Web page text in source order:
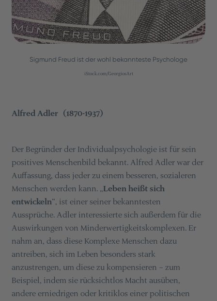
Sigmund Freud ist der wohl bekannteste Psychologe
iStock.com/GeorgiosArt
Alfred Adler (1870-1937)
Der Begründer der Individualpsychologie ist für sein
positives Menschenbild bekannt. Alfred Adler war der
Auffassung, dass jeder zu einem besseren, sozialeren
Menschen werden kann. „Leben heißt sich
entwickeln“, ist einer seiner bekanntesten
Aussprüche. Adler interessierte sich außerdem für die
Auswirkungen von Minderwertigkeitskomplexen. Er
nahm an, dass diese Komplexe Menschen dazu
antreiben, sich im Leben besonders stark
anzustrengen, um diese zu kompensieren – zum
Beispiel, indem sie rücksichtlos Macht ausüben,
andere erniedrigen oder kritiklos einer politischen